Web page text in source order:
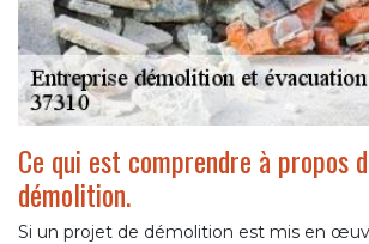
Ce qui est comprendre à propos
démolition.
Si un projet de démolition est mis en